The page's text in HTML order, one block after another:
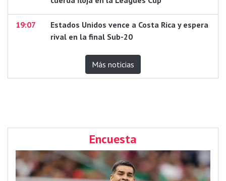
19:07
Estados Unidos vence a Costa Rica y espera
rival en la final Sub-20
Más noticias
Encuesta